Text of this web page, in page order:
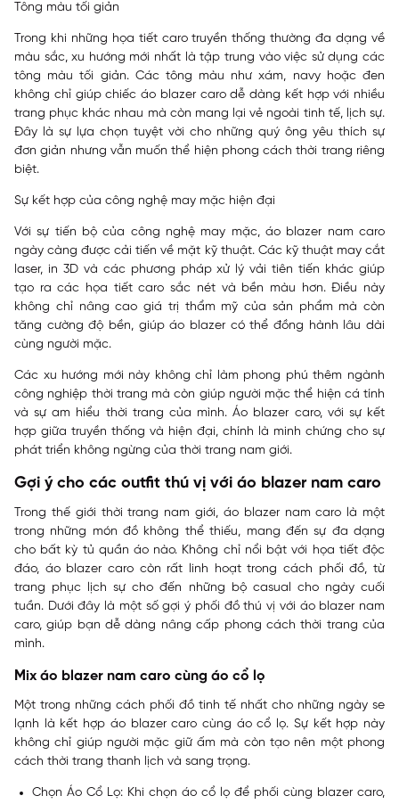
Tông màu tối giản
Trong khi những họa tiết caro truyền thống thường đa dạng về
màu sắc, xu hướng mới nhất là tập trung vào việc sử dụng các
tông màu tối giản. Các tông màu như xám, navy hoặc đen
không chỉ giúp chiếc áo blazer caro dễ dàng kết hợp với nhiều
trang phục khác nhau mà còn mang lại vẻ ngoài tinh tế, lịch sự.
Đây là sự lựa chọn tuyệt vời cho những quý ông yêu thích sự
đơn giản nhưng vẫn muốn thể hiện phong cách thời trang riêng
biệt.
Sự kết hợp của công nghệ may mặc hiện đại
Với sự tiến bộ của công nghệ may mặc, áo blazer nam caro
ngày càng được cải tiến về mặt kỹ thuật. Các kỹ thuật may cắt
laser, in 3D và các phương pháp xử lý vải tiên tiến khác giúp
tạo ra các họa tiết caro sắc nét và bền màu hơn. Điều này
không chỉ nâng cao giá trị thẩm mỹ của sản phẩm mà còn
tăng cường độ bền, giúp áo blazer có thể đồng hành lâu dài
cùng người mặc.
Các xu hướng mới này không chỉ làm phong phú thêm ngành
công nghiệp thời trang mà còn giúp người mặc thể hiện cá tính
và sự am hiểu thời trang của mình. Áo blazer caro, với sự kết
hợp giữa truyền thống và hiện đại, chính là minh chứng cho sự
phát triển không ngừng của thời trang nam giới.
Gợi ý cho các outfit thú vị với áo blazer nam caro
Trong thế giới thời trang nam giới, áo blazer nam caro là một
trong những món đồ không thể thiếu, mang đến sự đa dạng
cho bất kỳ tủ quần áo nào. Không chỉ nổi bật với họa tiết độc
đáo, áo blazer caro còn rất linh hoạt trong cách phối đồ, từ
trang phục lịch sự cho đến những bộ casual cho ngày cuối
tuần. Dưới đây là một số gợi ý phối đồ thú vị với áo blazer nam
caro, giúp bạn dễ dàng nâng cấp phong cách thời trang của
mình.
Mix áo blazer nam caro cùng áo cổ lọ
Một trong những cách phối đồ tinh tế nhất cho những ngày se
lạnh là kết hợp áo blazer caro cùng áo cổ lọ. Sự kết hợp này
không chỉ giúp người mặc giữ ấm mà còn tạo nên một phong
cách thời trang thanh lịch và sang trọng.
Chọn Áo Cổ Lọ: Khi chọn áo cổ lọ để phối cùng blazer caro,